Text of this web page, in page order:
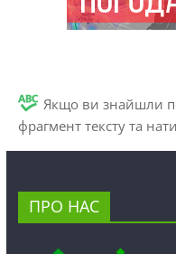
Якщо ви знайшли
фрагмент тексту та
ПРО НАС